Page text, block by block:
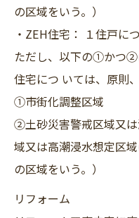
の区域をいう。）
・ZEH住宅： １住戸に
ただし、以下の①かつ②
住宅につ いては、原則
①市街化調整区域
②土砂災害警戒区域又
域又は高潮浸水想定区
の区域をいう。）
リフォーム